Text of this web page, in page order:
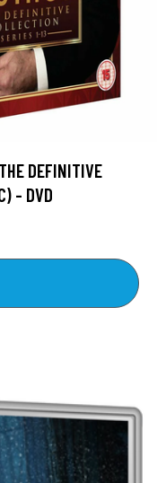
DEFINITIVE
- DVD